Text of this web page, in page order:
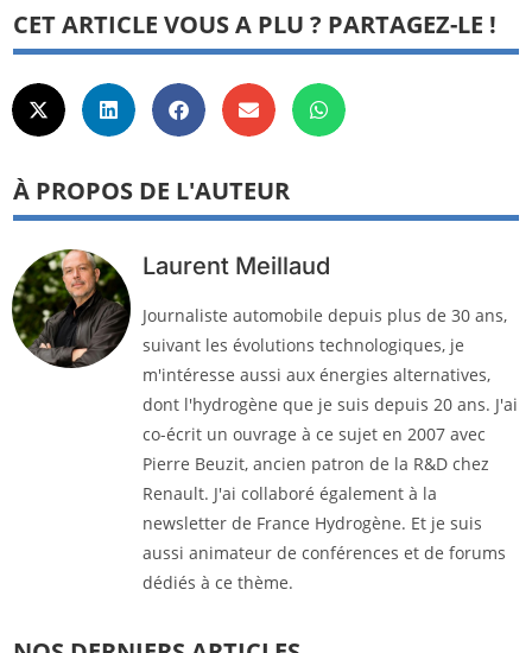
CET ARTICLE VOUS A PLU ? PARTAGEZ-LE !
À PROPOS DE L'AUTEUR
Laurent Meillaud
Journaliste automobile depuis plus de 30 ans,
suivant les évolutions technologiques, je
m'intéresse aussi aux énergies alternatives,
dont l'hydrogène que je suis depuis 20 ans. J'ai
co-écrit un ouvrage à ce sujet en 2007 avec
Pierre Beuzit, ancien patron de la R&D chez
Renault. J'ai collaboré également à la
newsletter de France Hydrogène. Et je suis
aussi animateur de conférences et de forums
dédiés à ce thème.